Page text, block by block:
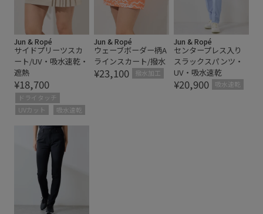
スッキリ タウンユース デザイン性
ハイゲージ ワンピース
上品 伸縮性 吸水速乾 夏の機能素材アイテム
幅広
Jun & Ropé
サイドプリーツスカ
ート/UV・吸水速乾・
遮熱
¥18,700
ドライタッチ
UVカット
吸水速乾
Jun & Ropé
ウェーブボーダー柄A
ラインスカート/撥水
¥23,100 撥水加工
Jun & Ropé
センタープレス入り
スラックスパンツ・
UV・吸水速乾
¥20,900 吸水速乾